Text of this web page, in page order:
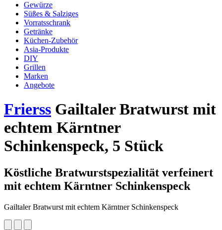
Gewürze
Süßes & Salziges
Vorratsschrank
Getränke
Küchen-Zubehör
Asia-Produkte
DIY
Grillen
Marken
Angebote
Frierss Gailtaler Bratwurst mit
echtem Kärntner
Schinkenspeck, 5 Stück
Köstliche Bratwurstspezialität verfeinert
mit echtem Kärntner Schinkenspeck
Gailtaler Bratwurst mit echtem Kärntner Schinkenspeck